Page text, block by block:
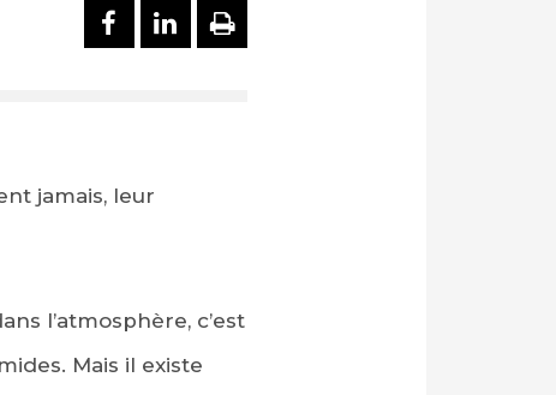
PARTAGER SUR FACEBOOK
PARTAGER SUR
IMPRIMER
jamais, leur
l’atmosphère, c’est
Mais il existe